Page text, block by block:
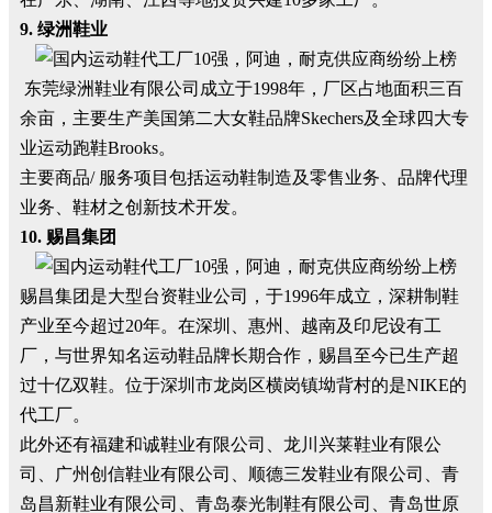
9. 绿洲鞋业
东莞绿洲鞋业有限公司成立于1998年，厂区占地面积三百
余亩，主要生产美国第二大女鞋品牌Skechers及全球四大专
业运动跑鞋Brooks。
主要商品/ 服务项目包括运动鞋制造及零售业务、品牌代理
业务、鞋材之创新技术开发。
10. 赐昌集团
赐昌集团是大型台资鞋业公司，于1996年成立，深耕制鞋
产业至今超过20年。在深圳、惠州、越南及印尼设有工
厂，与世界知名运动鞋品牌长期合作，赐昌至今已生产超
过十亿双鞋。位于深圳市龙岗区横岗镇坳背村的是NIKE的
代工厂。
此外还有福建和诚鞋业有限公司、龙川兴莱鞋业有限公
司、广州创信鞋业有限公司、顺德三发鞋业有限公司、青
岛昌新鞋业有限公司、青岛泰光制鞋有限公司、青岛世原